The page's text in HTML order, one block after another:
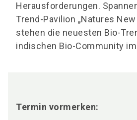
Herausforderungen.
Trend-Pavilion „Natures
stehen die neuesten Bio-
indischen Bio-Community
Termin vormerken: